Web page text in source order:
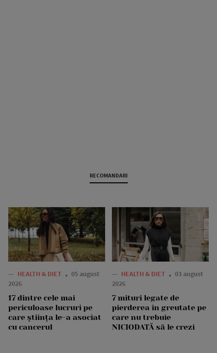
RECOMANDARI
— HEALTH & DIET
05 august
2026
17 dintre cele mai
periculoase lucruri pe
care știința le-a asociat
cu cancerul
— HEALTH & DIET
03 august
2026
7 mituri legate de
pierderea în greutate pe
care nu trebuie
NICIODATĂ să le crezi